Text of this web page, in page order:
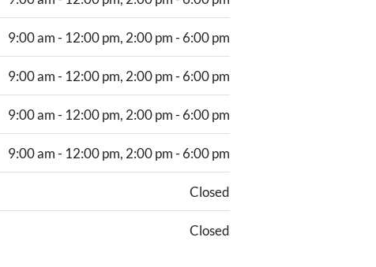
9:00 am - 12:00 pm, 2:00 pm - 6:00 pm
9:00 am - 12:00 pm, 2:00 pm - 6:00 pm
9:00 am - 12:00 pm, 2:00 pm - 6:00 pm
9:00 am - 12:00 pm, 2:00 pm - 6:00 pm
Closed
Closed